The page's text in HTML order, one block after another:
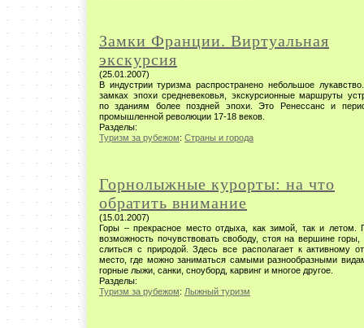
Замки Франции. Виртуальная
экскурсия
(25.01.2007)
В индустрии туризма распространено небольшое
замках эпохи средневековья, экскурсионные маршруты
по зданиям более поздней эпохи. Это Ренессанс и
промышленной революции 17-18 веков.
Разделы:
Туризм за рубежом: Страны и города
Горнолыжные курорты: на что
обратить внимание
(15.01.2007)
Горы – прекрасное место отдыха, как зимой, так и летом.
возможность почувствовать свободу, стоя на вершине горы,
слиться с природой. Здесь все располагает к активному
место, где можно заниматься самыми разнообразными
горные лыжи, санки, сноуборд, карвинг и многое другое.
Разделы:
Туризм за рубежом: Лыжный туризм